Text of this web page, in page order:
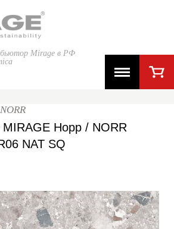
Mirage в РФ
MIRAGE Норр / NORR
NAT SQ